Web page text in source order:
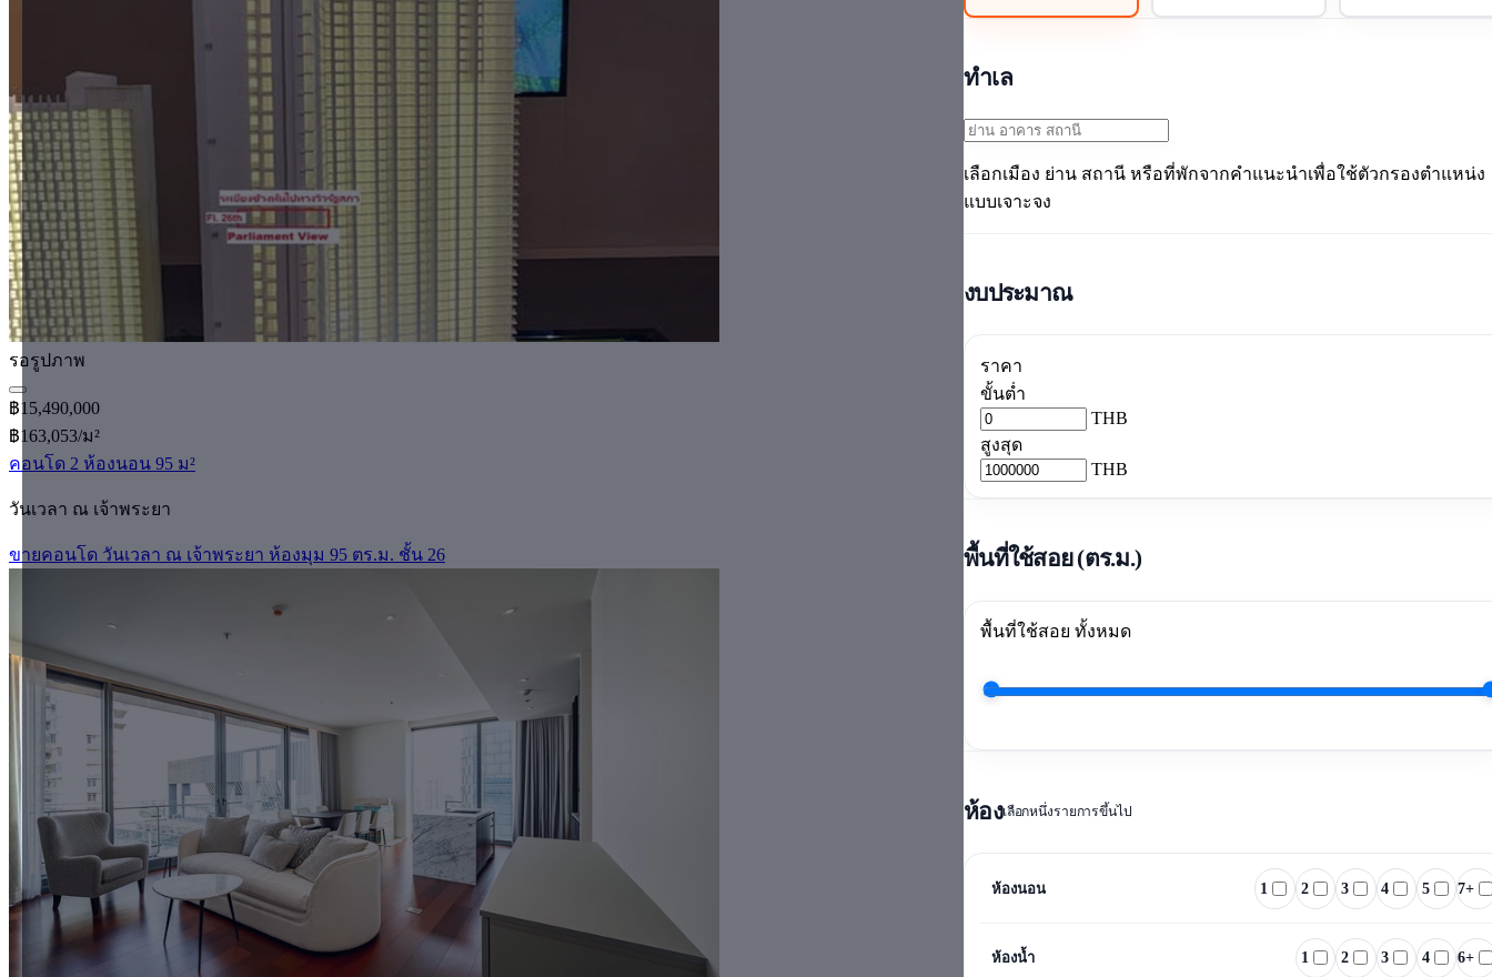
ทำเล
เลือกเมือง ย่าน สถานี หรือที่พักจากคำแนะนำเพื่อใช้ตัวกรองตำแหน่ง
แบบเจาะจง
งบประมาณ
ราคา
ขั้นต่ำ
THB
สูงสุด
THB
พื้นที่ใช้สอย (ตร.ม.)
พื้นที่ใช้สอย ทั้งหมด
ห้องเลือกหนึ่งรายการขึ้นไป
ห้องนอน 1 2 3 4 5 7+
ห้องน้ำ 1 2 3 4 6+
รอรูปภาพ
฿15,490,000
฿163,053/ม²
คอนโด 2 ห้องนอน 95 ม²
วันเวลา ณ เจ้าพระยา
ขายคอนโด วันเวลา ณ เจ้าพระยา ห้องมุม 95 ตร.ม. ชั้น 26